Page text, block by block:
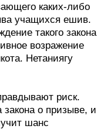
каких-либо
учащихся ешив.
такого закона
возражение
Нетаниягу
риск.
закона о призыве, и
шанс